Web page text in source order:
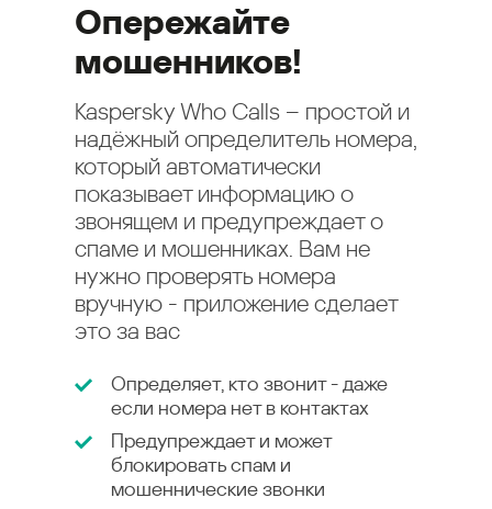
Опережайте
мошенников!
Kaspersky Who Calls – простой и
надёжный определитель номера,
который автоматически
показывает информацию о
звонящем и предупреждает о
спаме и мошенниках. Вам не
нужно проверять номера
вручную - приложение сделает
это за вас
Определяет, кто звонит - даже
если номера нет в контактах
Предупреждает и может
блокировать спам и
мошеннические звонки